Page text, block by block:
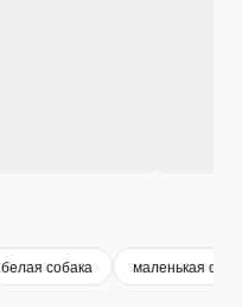
белая собака маленькая